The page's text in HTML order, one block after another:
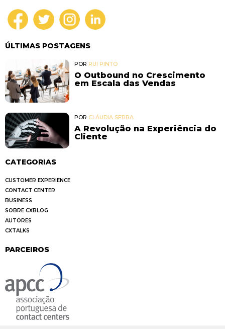
ÚLTIMAS POSTAGENS
POR RUI PINTO
O Outbound no Crescimento
em Escala das Vendas
POR CLÁUDIA SERRA
A Revolução na Experiência do
Cliente
CATEGORIAS
CUSTOMER EXPERIENCE
CONTACT CENTER
BUSINESS
SOBRE CXBLOG
AUTORES
CXTALKS
PARCEIROS